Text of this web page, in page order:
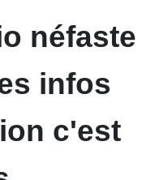
néfaste
infos
c'est